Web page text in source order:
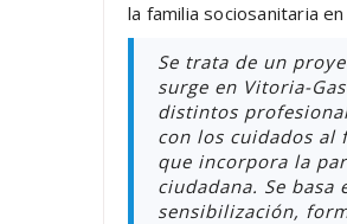
la familia sociosanitaria
Se trata de un
surge en Vitoria-
distintos
con los cuidados al
que incorpora la
ciudadana. Se basa
sensibilización,